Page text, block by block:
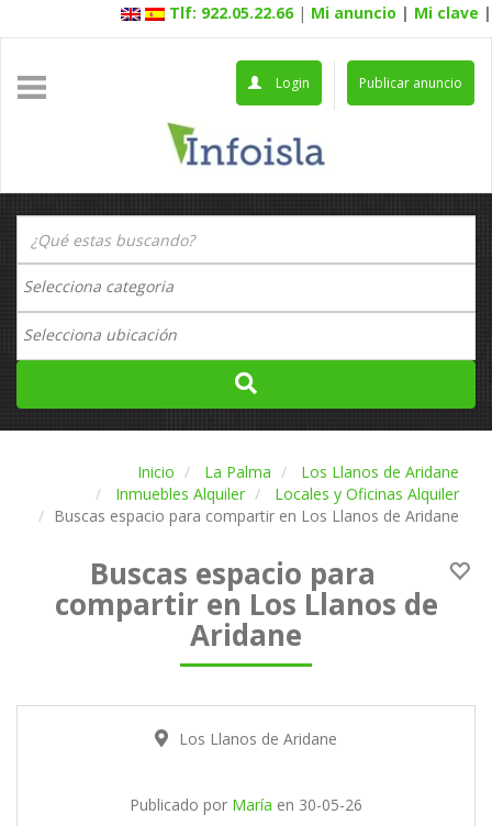
Tlf: 922.05.22.66 | Mi anuncio | Mi clave |
Publicar anuncio
Login
Inicio La Palma
Los Llanos de Aridane
Inmuebles Alquiler
Locales y Oficinas Alquiler
Buscas espacio para compartir en Los Llanos de Aridane
Buscas espacio para
compartir en Los Llanos de
Aridane
Los Llanos de Aridane
Publicado por María en 30-05-26